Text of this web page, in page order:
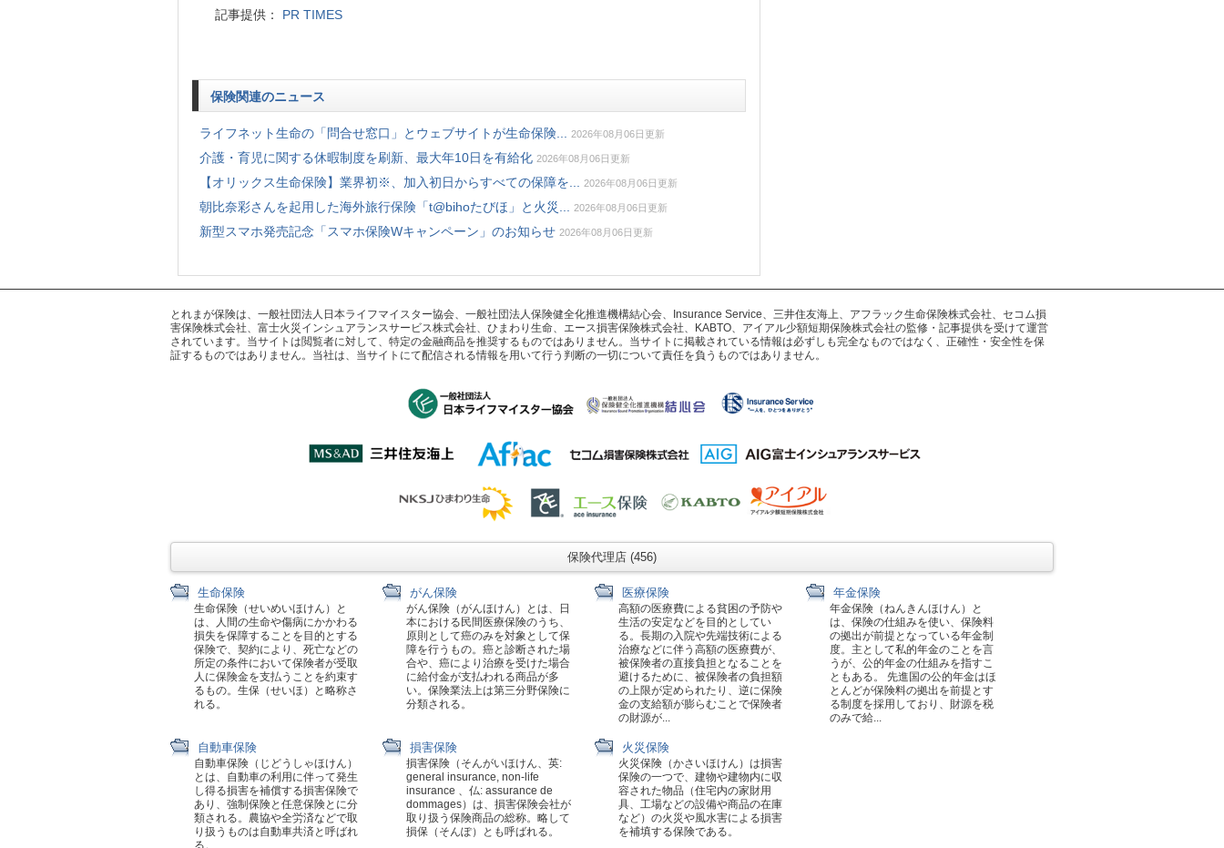
記事提供： PR TIMES
保険関連のニュース
ライフネット生命の「問合せ窓口」とウェブサイトが生命保険... 2026年08月06日更新
介護・育児に関する休暇制度を刷新、最大年10日を有給化 2026年08月06日更新
【オリックス生命保険】業界初※、加入初日からすべての保障を... 2026年08月06日更新
朝比奈彩さんを起用した海外旅行保険「t@bihoたびほ」と火災... 2026年08月06日更新
新型スマホ発売記念「スマホ保険Wキャンペーン」のお知らせ 2026年08月06日更新
とれまが保険は、一般社団法人日本ライフマイスター協会、一般社団法人保険健全化推進機構結心会、Insurance Service、三井住友海上、アフラック生命保険株式会社、セコム損
害保険株式会社、富士火災インシュアランスサービス株式会社、ひまわり生命、エース損害保険株式会社、KABTO、アイアル少額短期保険株式会社の監修・記事提供を受けて運営
されています。当サイトは閲覧者に対して、特定の金融商品を推奨するものではありません。当サイトに掲載されている情報は必ずしも完全なものではなく、正確性・安全性を保
証するものではありません。当社は、当サイトにて配信される情報を用いて行う判断の一切について責任を負うものではありません。
保険代理店 (456)
生命保険
生命保険（せいめいほけん）と
は、人間の生命や傷病にかかわる
損失を保障することを目的とする
保険で、契約により、死亡などの
所定の条件において保険者が受取
人に保険金を支払うことを約束す
るもの。生保（せいほ）と略称さ
れる。
がん保険
がん保険（がんほけん）とは、日
本における民間医療保険のうち、
原則として癌のみを対象として保
障を行うもの。癌と診断された場
合や、癌により治療を受けた場合
に給付金が支払われる商品が多
い。保険業法上は第三分野保険に
分類される。
医療保険
高額の医療費による貧困の予防や
生活の安定などを目的としてい
る。長期の入院や先端技術による
治療などに伴う高額の医療費が、
被保険者の直接負担となることを
避けるために、被保険者の負担額
の上限が定められたり、逆に保険
金の支給額が膨らむことで保険者
の財源が...
年金保険
年金保険（ねんきんほけん）と
は、保険の仕組みを使い、保険料
の拠出が前提となっている年金制
度。主として私的年金のことを言
うが、公的年金の仕組みを指すこ
ともある。 先進国の公的年金はほ
とんどが保険料の拠出を前提とす
る制度を採用しており、財源を税
のみで給...
自動車保険
自動車保険（じどうしゃほけん）
とは、自動車の利用に伴って発生
し得る損害を補償する損害保険で
あり、強制保険と任意保険とに分
類される。農協や全労済などで取
り扱うものは自動車共済と呼ばれ
る。
損害保険
損害保険（そんがいほけん、英:
general insurance, non-life
insurance 、仏: assurance de
dommages）は、損害保険会社が
取り扱う保険商品の総称。略して
損保（そんぽ）とも呼ばれる。
火災保険
火災保険（かさいほけん）は損害
保険の一つで、建物や建物内に収
容された物品（住宅内の家財用
具、工場などの設備や商品の在庫
など）の火災や風水害による損害
を補填する保険である。